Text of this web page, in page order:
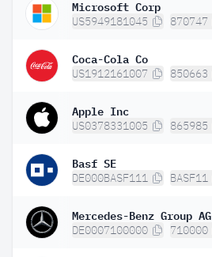
Microsoft Corp
US5949181045 870747
Coca-Cola Co
US1912161007 850663
Apple Inc
US0378331005 865985
Basf SE
DE000BASF111 BASF11
Mercedes-Benz Group AG
DE0007100000 710000